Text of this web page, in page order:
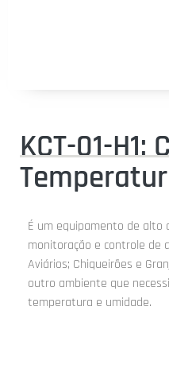
KCT-01-
É um equipamento de alto
monitoração e controle de
Aviários; Chiqueirões e
outro ambiente que
temperatura e umidade.